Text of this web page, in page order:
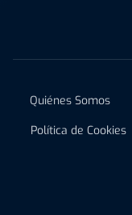
Quiénes Somos
Política de Cookies